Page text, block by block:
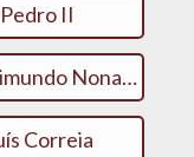
Pedro II
São Raimundo Nonato
Correia